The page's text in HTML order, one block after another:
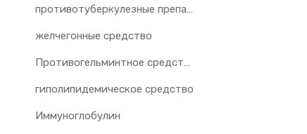
противотуберкулезные препараты
желчегонные средство
Противогельминтное средство
гиполипидемическое средство
Иммуноглобулин